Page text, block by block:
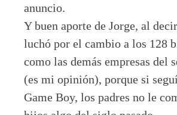
anuncio.
Y buen aporte de Jorge, al
luchó por el cambio a los 128
como las demás empresas del
(es mi opinión), porque si
Game Boy, los padres no le